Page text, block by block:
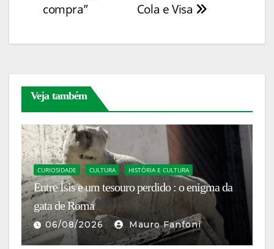
Cola e Visa
compra”
Veja também
CURIOSIDADE CULTURA HISTÓRIA E CULTURA
Entre Ísis e um tesouro perdido : o enigma da
gata de Roma
06/08/2026 Mauro Fanfoni